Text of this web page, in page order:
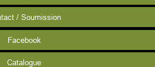
/ Soumission
Facebook
Catalogue